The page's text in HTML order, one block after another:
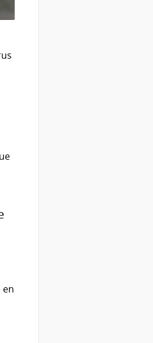
en